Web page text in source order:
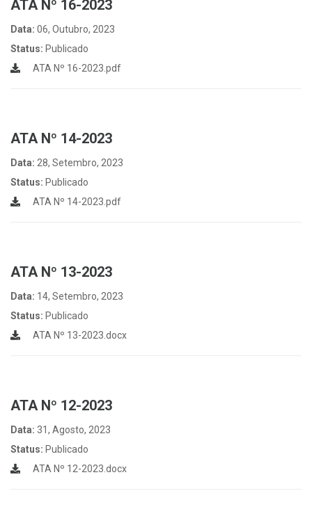
ATA Nº 16-2023
Data: 06, Outubro, 2023
Status: Publicado
ATA Nº 16-2023.pdf
ATA Nº 14-2023
Data: 28, Setembro, 2023
Status: Publicado
ATA Nº 14-2023.pdf
ATA Nº 13-2023
Data: 14, Setembro, 2023
Status: Publicado
ATA Nº 13-2023.docx
ATA Nº 12-2023
Data: 31, Agosto, 2023
Status: Publicado
ATA Nº 12-2023.docx